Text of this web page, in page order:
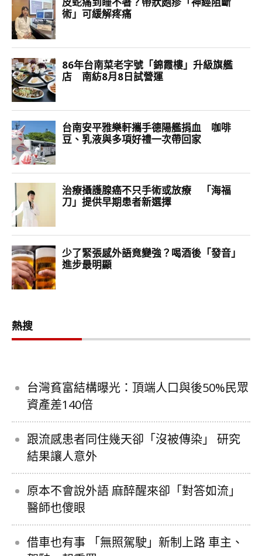
熱搜
台灣貧富結構曝光：頂端人口與後50%民眾
資產差140倍
跟流感患者同住幾天卻「沒被傳染」 研究
結果讓人意外
原本不會說外語 麻醉醒來卻「對答如流」
醫師也傻眼
借車也有事 「無照駕駛」新制上路 車主、